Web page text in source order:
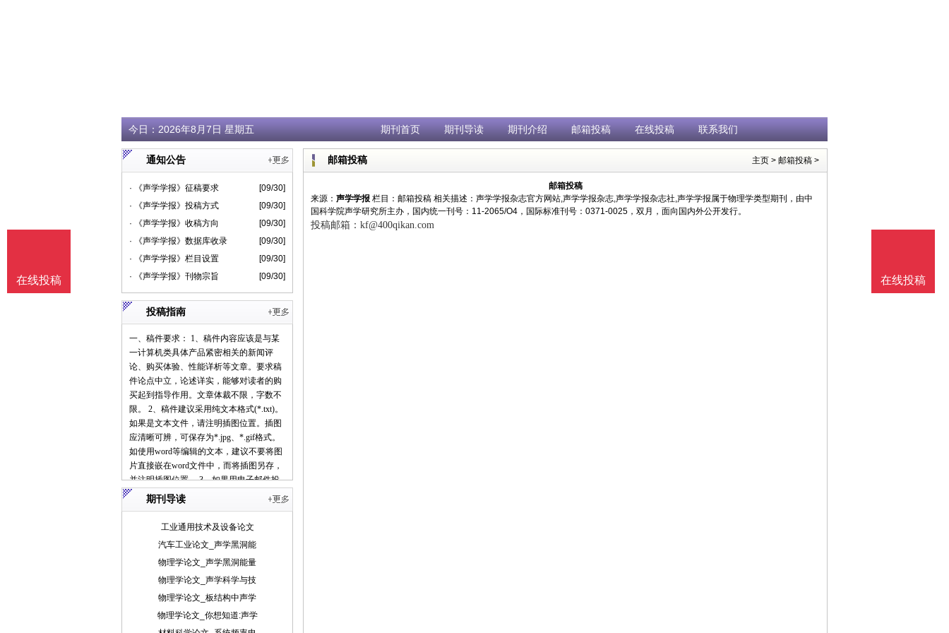
今日：2026年8月7日 星期五 期刊首页 期刊导读 期刊介绍 邮箱投稿 在线投稿 联系我们
通知公告
· 《声学学报》征稿要求
[09/30]
· 《声学学报》投稿方式
[09/30]
· 《声学学报》收稿方向
[09/30]
· 《声学学报》数据库收录
[09/30]
· 《声学学报》栏目设置
[09/30]
· 《声学学报》刊物宗旨
[09/30]
投稿指南
一、稿件要求： 1、稿件内容应该是与某
一计算机类具体产品紧密相关的新闻评
论、购买体验、性能详析等文章。要求稿
件论点中立，论述详实，能够对读者的购
买起到指导作用。文章体裁不限，字数不
限。 2、稿件建议采用纯文本格式(*.txt)。
如果是文本文件，请注明插图位置。插图
应清晰可辨，可保存为*.jpg、*.gif格式。
如使用word等编辑的文本，建议不要将图
片直接嵌在word文件中，而将插图另存，
并注明插图位置。 3、如果用电子邮件投
稿，最好压缩后发送。 4、请使用中文的
稿请注明作者署名(真实姓名、笔名)、详
等，以便联系。 6、我们保留对稿件的增
删权。 7、我们对有一稿多投、剽窃或抄
袭行为者，将保留追究由此引起的法律、
经济责任的权利。 二、投稿方式： 1、 请
稿件，请注明出处并附带原文。 3、 请按
期刊导读
工业通用技术及设备论文
汽车工业论文_声学黑洞能
物理学论文_声学黑洞能量
物理学论文_声学科学与技
物理学论文_板结构中声学
物理学论文_你想知道:声学
邮箱投稿 主页 > 邮箱投稿 >
邮箱投稿
来源： 声学学报 栏目： 邮箱投稿 相关描述：声学学报杂志官方网站,声学学报杂志,声学学报杂志社,声学学报属于物理学类型期刊，由中
国科学院声学研究所主办，国内统一刊号：11-2065/O4，国际标准刊号：0371-0025，双月，面向国内外公开发行。
投稿邮箱： kf@400qikan.com
在线投稿
在线投稿